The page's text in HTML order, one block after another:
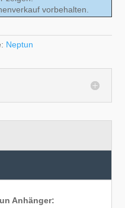
vorbehalten.
Neptun
Anhänger: